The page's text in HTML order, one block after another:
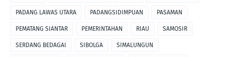
PADANG LAWAS UTARA PADANGSIDIMPUAN PASAMAN
PEMATANG SIANTAR PEMERINTAHAN RIAU SAMOSIR
SERDANG BEDAGAI SIBOLGA SIMALUNGUN